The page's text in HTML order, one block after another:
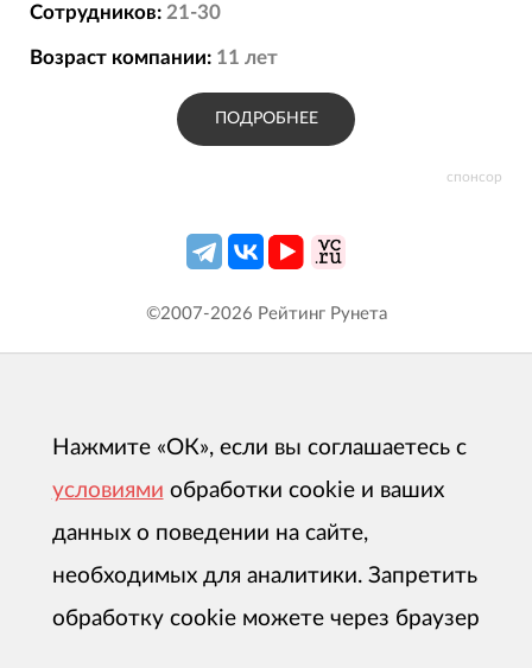
спонсор
Сотрудников: 21-30
Возраст компании: 11 лет
ПОДРОБНЕЕ
©2007-2026 Рейтинг Рунета
Нажмите «ОК», если вы соглашаетесь с
условиями обработки cookie и ваших
данных о поведении на сайте,
необходимых для аналитики. Запретить
обработку cookie можете через браузер